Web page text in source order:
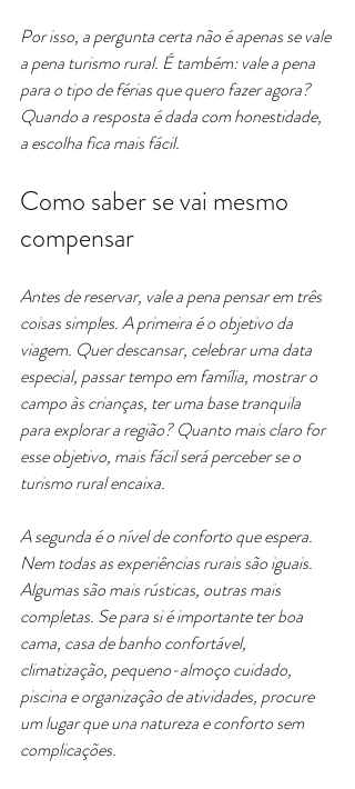
Por isso, a pergunta certa não é apenas se vale
a pena turismo rural. É também: vale a pena
para o tipo de férias que quero fazer agora?
Quando a resposta é dada com honestidade,
a escolha fica mais fácil.
Como saber se vai mesmo
compensar
Antes de reservar, vale a pena pensar em três
coisas simples. A primeira é o objetivo da
viagem. Quer descansar, celebrar uma data
especial, passar tempo em família, mostrar o
campo às crianças, ter uma base tranquila
para explorar a região? Quanto mais claro for
esse objetivo, mais fácil será perceber se o
turismo rural encaixa.
A segunda é o nível de conforto que espera.
Nem todas as experiências rurais são iguais.
Algumas são mais rústicas, outras mais
completas. Se para si é importante ter boa
cama, casa de banho confortável,
climatização, pequeno-almoço cuidado,
piscina e organização de atividades, procure
um lugar que una natureza e conforto sem
complicações.